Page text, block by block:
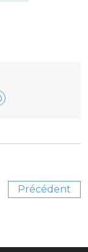
Précédent